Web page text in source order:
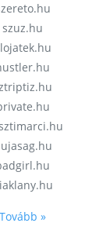
szuz.hu
Tovább »